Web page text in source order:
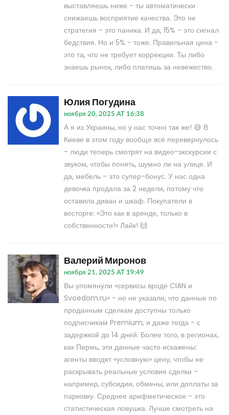
выставляешь ниже - ты автоматически
снижаешь восприятие качества. Это не
стратегия - это паника. И да, 15% - это сигнал
бедствия. Но и 5% - тоже. Правильная цена -
это та, что не требует коррекции. Ты либо
знаешь рынок, либо платишь за невежество.
Юлия Погудина
ноября 20, 2025 AT 16:38
А я из Украины, но у нас точно так же! 😅 В
Киеве в этом году вообще всё перевернулось
- люди теперь смотрят на видео-экскурсии с
звуком, чтобы понять, шумно ли на улице. И
да, мебель - это супер-бонус. У нас одна
девочка продала за 2 недели, потому что
оставила диван и шкаф. Покупатели в
восторге: «Это как в аренде, только в
собственности!» Лайк! 🙌
Валерий Миронов
ноября 21, 2025 AT 19:49
Вы упомянули «сервисы вроде CIAN и
Svoedom.ru» - но не указали, что данные по
проданным сделкам доступны только
подписчикам Premium, и даже тогда - с
задержкой до 14 дней. Более того, в регионах,
как Пермь, эти данные часто искажены:
агенты вводят «условную» цену, чтобы не
раскрывать реальные условия сделки -
например, субсидии, обмены, или доплаты за
парковку. Среднее арифметическое - это
статистическая ловушка. Лучше смотреть на